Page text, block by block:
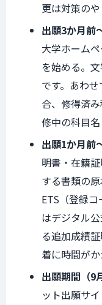
更は対策のや
出願3か月前
大学ホーム
を始める。
です。あわ
合、修得済
修中の科目名
出願1か月前
明書・在籍
する書類の
ETS（登録
はデジタル
る追加成績
着に時間がか
出願期間（9
ット出願サ